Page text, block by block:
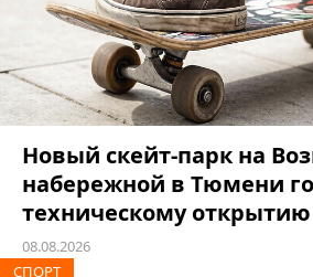
Новый скейт-парк на
набережной в Тюмени
техническому открытию
08.08.2026
СПОРТ